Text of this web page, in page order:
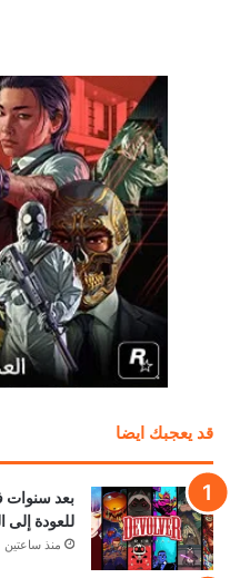
قد يعجبك ايضا
للعودة إلى
منذ ساعتين